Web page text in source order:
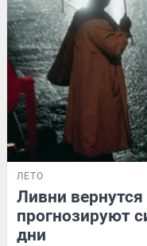
ЛЕТО
Ливни
прогнозируют
дни